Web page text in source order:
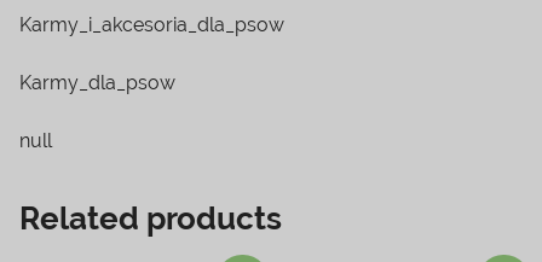
Karmy_i_akcesoria_dla_psow
Karmy_dla_psow
null
Related products